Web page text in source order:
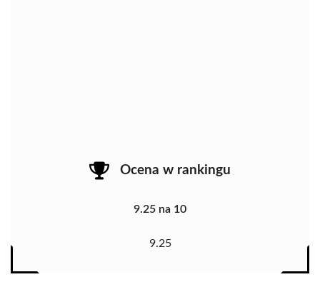
Ocena w rankingu
9.25 na 10
9.25